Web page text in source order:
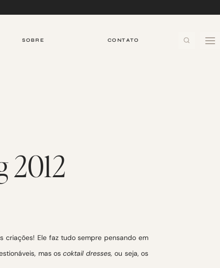
SOBRE CONTATO
2012
criações! Ele faz tudo sempre pensando em
mas oscoktail dresses,ou seja, os